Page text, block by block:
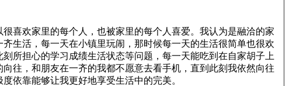
喜欢家里的每个人，也被家里的每个人喜爱。我认为是融洽的家
生活，每一天在小镇里玩闹，那时候每一天的生活很简单也很欢
所担心的学习成绩生活状态等问题，每一天能吃到在自家胡子上
往，和朋友在一齐的我都不愿意去看手机，直到此刻我依然向往
依靠能够让我更好地享受生活中的完美。